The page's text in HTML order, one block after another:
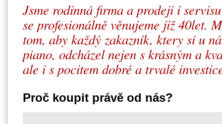
Jsme rodinná firma a prodeji i
se profesionálně věnujeme již 40let.
tom, aby každý zakazník, ktery si u
piano, odcházel nejen s krásným a
ale i s pocitem dobré a trvalé
Proč koupit právě od nás?